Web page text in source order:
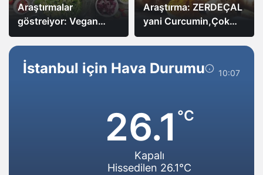
Araştırmalar
göstreiyor: Vegan
Diyetin Sağlık
Faydalarının Yanı Sıra
Ekonomik Avantajları
da Var,
Araştırma: ZERDEÇAL
yani Curcumin,Çok
kuvvetli bir
antioksidandır
İstanbul için Hava Durumu 10:07
26.1 °C
Kapalı
Hissedilen 26.1°C